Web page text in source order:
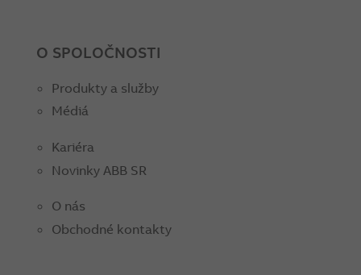
O SPOLOČNOSTI
Produkty a služby
Médiá
Kariéra
Novinky ABB SR
O nás
Obchodné kontakty